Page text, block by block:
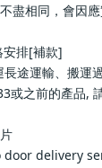
不盡相同，
轉款。
聯絡安排[
運長途運輸、
或之前的
更多圖片
door